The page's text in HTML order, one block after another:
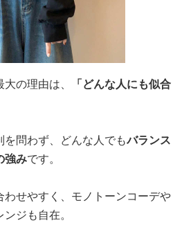
の理由は、
「どんな人にも似合
問わず、どんな人でもバランス
強みです。
わせやすく、モノトーンコーデや
ジも自在。